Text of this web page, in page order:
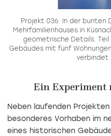
Projekt 036: In der bunten
Mehrfamilienhauses in
geometrische Details.
Gebäudes mit fünf
verbindet.
Ein Experiment
Neben laufenden
besonderes Vorhaben im
eines historischen